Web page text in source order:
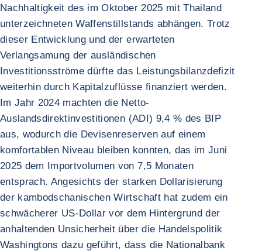
Nachhaltigkeit des im Oktober 2025 mit Thailand
unterzeichneten Waffenstillstands abhängen. Trotz
dieser Entwicklung und der erwarteten
Verlangsamung der ausländischen
Investitionsströme dürfte das Leistungsbilanzdefizit
weiterhin durch Kapitalzuflüsse finanziert werden.
Im Jahr 2024 machten die Netto-
Auslandsdirektinvestitionen (ADI) 9,4 % des BIP
aus, wodurch die Devisenreserven auf einem
komfortablen Niveau bleiben konnten, das im Juni
2025 dem Importvolumen von 7,5 Monaten
entsprach. Angesichts der starken Dollarisierung
der kambodschanischen Wirtschaft hat zudem ein
schwächerer US-Dollar vor dem Hintergrund der
anhaltenden Unsicherheit über die Handelspolitik
Washingtons dazu geführt, dass die Nationalbank